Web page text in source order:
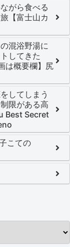
がら食べる
【富士山カ
混浴野湯に
トしてきた
は概要欄】尻
してしまう
限がある高
Best Secret
こての